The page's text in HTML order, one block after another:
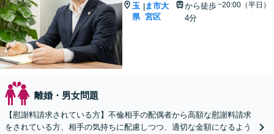
玉
県
|ま市大
宮区
から徒歩
4分
~20:00（平日）
離婚・男女問題
【慰謝料請求されている方】不倫相手の配偶者から高額な慰謝料請求
をされている方、相手の気持ちに配慮しつつ、適切な金額になるよう